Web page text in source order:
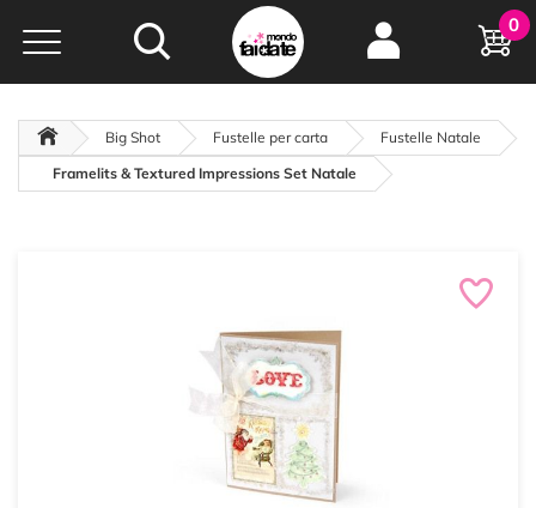
Hobby e
creatività...
oltre 15 anni online
0
Big Shot Fustelle per carta
Fustelle Natale
Framelits & Textured Impressions Set Natale